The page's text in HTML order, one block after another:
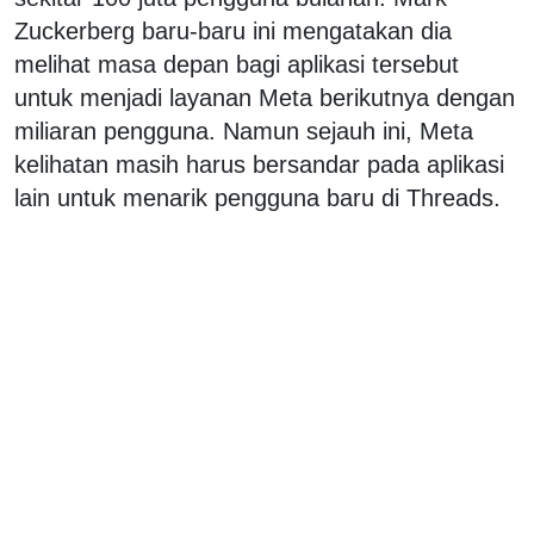
Zuckerberg baru-baru ini mengatakan dia
melihat masa depan bagi aplikasi tersebut
untuk menjadi layanan Meta berikutnya dengan
miliaran pengguna. Namun sejauh ini, Meta
kelihatan masih harus bersandar pada aplikasi
lain untuk menarik pengguna baru di Threads.